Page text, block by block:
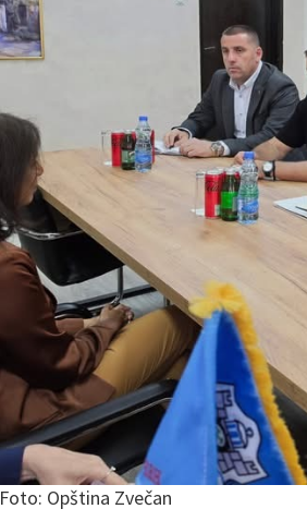
Foto: Opština Zvečan